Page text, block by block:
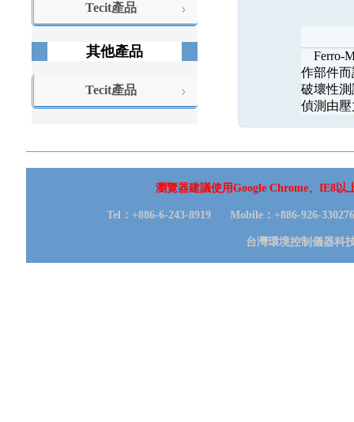
Tecit產品
其他產品
Tecit產品
Ferro-
作部件而
破壞性
偵測由
瀏覽器建議使用Google Chrome、IE8以
Tel：+886-6-243-8919 Mobile：+886-926-
台灣環境控制儀器科